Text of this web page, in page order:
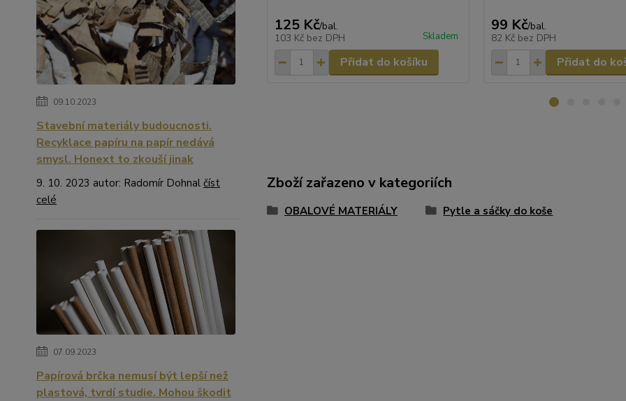
09.10.2023
Stavební materiály budoucnosti.
Recyklace papíru na papír nedává
smysl. Honext to zkouší jinak
9. 10. 2023 autor: Radomír Dohnal číst
celé
07.09.2023
Papírová brčka nemusí být lepší než
plastová, tvrdí studie. Mohou škodit
125 Kč/bal.
103 Kč bez DPH Skladem
Přidat do košíku
99 Kč/bal.
82 Kč bez DPH
Přidat do
Zboží zařazeno v kategoriích
OBALOVÉ MATERIÁLY Pytle a sáčky do koše